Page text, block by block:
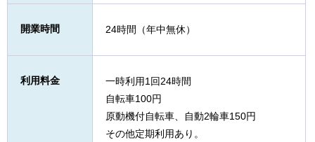
開業時間 24時間（年中無休）
利用料金
一時利用1回24時間
自転車100円
原動機付自転車、自動2輪車150円
その他定期利用あり。